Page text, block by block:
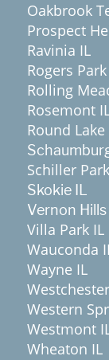
Oakbrook
Prospect
Ravinia IL
Rogers
Rolling
Rosemont
Round Lake
Schaumburg
Schiller
Skokie IL
Vernon Hills
Villa Park IL
Wauconda
Wayne IL
Western
Westmont
Wheaton IL